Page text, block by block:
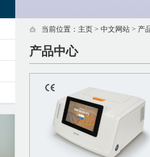
当前位置： 主页 > 中文网站 > 产
产品中心